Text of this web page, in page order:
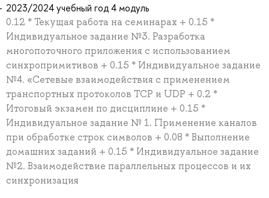
2023/2024 учебный год 4 модуль
0.12 * Текущая работа на семинарах + 0.15 *
Индивидуальное задание №3. Разработка
многопоточного приложения с использованием
синхропримитивов + 0.15 * Индивидуальное задание
№4. «Сетевые взаимодействия с применением
транспортных протоколов TCP и UDP + 0.2 *
Итоговый экзамен по дисциплине + 0.15 *
Индивидуальное задание № 1. Применение каналов
при обработке строк символов + 0.08 * Выполнение
домашних заданий + 0.15 * Индивидуальное задание
№2. Взаимодействие параллельных процессов и их
синхронизация